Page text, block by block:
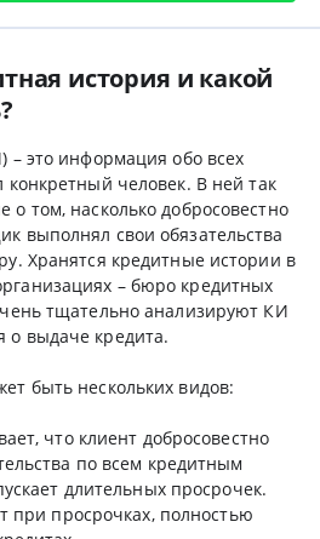
история и какой
– это информация обо всех
конкретный человек. В ней так
том, насколько добросовестно
выполнял свои обязательства
Хранятся кредитные истории в
– бюро кредитных
тщательно анализируют КИ
выдаче кредита.
быть нескольких видов:
что клиент добросовестно
по всем кредитным
длительных просрочек.
при просрочках, полностью